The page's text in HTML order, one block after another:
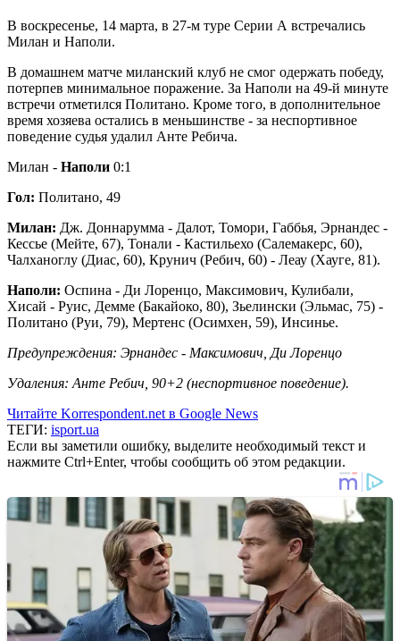
В воскресенье, 14 марта, в 27-м туре Серии А встречались
Милан и Наполи.
В домашнем матче миланский клуб не смог одержать победу,
потерпев минимальное поражение. За Наполи на 49-й минуте
встречи отметился Политано. Кроме того, в дополнительное
время хозяева остались в меньшинстве - за неспортивное
поведение судья удалил Анте Ребича.
Милан - Наполи 0:1
Гол: Политано, 49
Милан: Дж. Доннарумма - Далот, Томори, Габбья, Эрнандес -
Кессье (Мейте, 67), Тонали - Кастильехо (Салемакерс, 60),
Чалханоглу (Диас, 60), Крунич (Ребич, 60) - Леау (Хауге, 81).
Наполи: Оспина - Ди Лоренцо, Максимович, Кулибали,
Хисай - Руис, Демме (Бакайоко, 80), Зьелински (Эльмас, 75) -
Политано (Руи, 79), Мертенс (Осимхен, 59), Инсинье.
Предупреждения: Эрнандес - Максимович, Ди Лоренцо
Удаления: Анте Ребич, 90+2 (неспортивное поведение).
Читайте Korrespondent.net в Google News
ТЕГИ: isport.ua
Если вы заметили ошибку, выделите необходимый текст и
нажмите Ctrl+Enter, чтобы сообщить об этом редакции.